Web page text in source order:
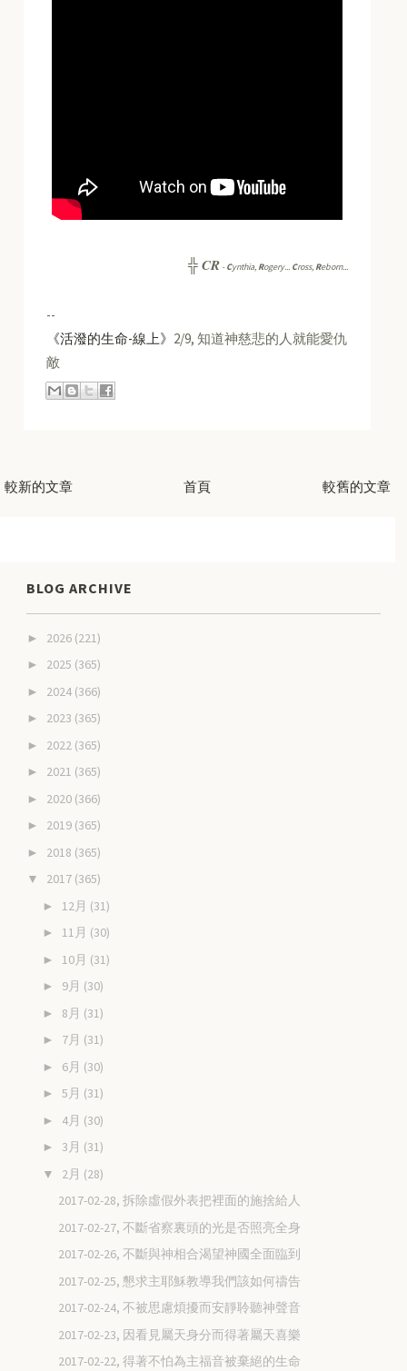
╬CR -Cynthia, Rogery... Cross, Reborn...
--
《活潑的生命-線上》 2/9, 知道神慈悲的人就能愛仇
敵
較新的文章 較舊的文章
首頁
BLOG ARCHIVE
► 2026 (221)
► 2025 (365)
► 2024 (366)
► 2023 (365)
► 2022 (365)
► 2021 (365)
► 2020 (366)
► 2019 (365)
► 2018 (365)
▼ 2017 (365)
► 12月 (31)
► 11月 (30)
► 10月 (31)
► 9月 (30)
► 8月 (31)
► 7月 (31)
► 6月 (30)
► 5月 (31)
► 4月 (30)
► 3月 (31)
▼ 2月 (28)
2017-02-28, 拆除虛假外表把裡面的施捨給人
2017-02-27, 不斷省察裏頭的光是否照亮全身
2017-02-26, 不斷與神相合渴望神國全面臨到
2017-02-25, 懇求主耶穌教導我們該如何禱告
2017-02-24, 不被思慮煩擾而安靜聆聽神聲音
2017-02-23, 因看見屬天身分而得著屬天喜樂
2017-02-22, 得著不怕為主福音被棄絕的生命